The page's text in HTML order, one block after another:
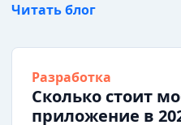
Читать блог
Разработка
Сколько стоит
приложение в